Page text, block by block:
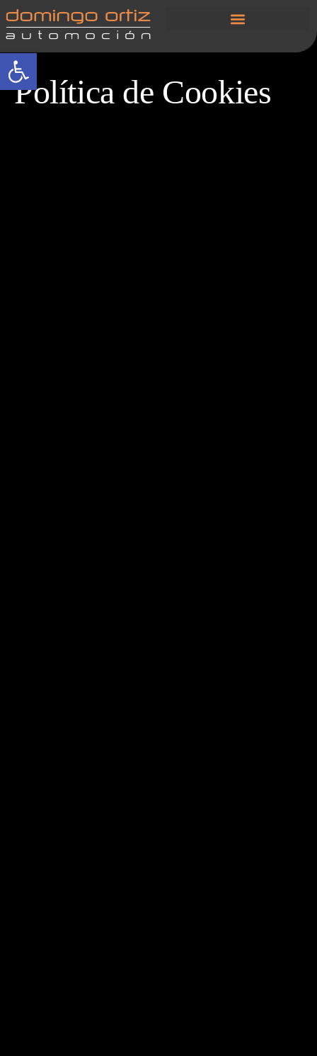
Abrir barra de herramientas
Política de Cookies